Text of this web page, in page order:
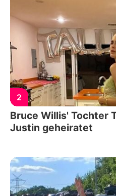
2
Bruce Willis' Tochter
Justin geheiratet